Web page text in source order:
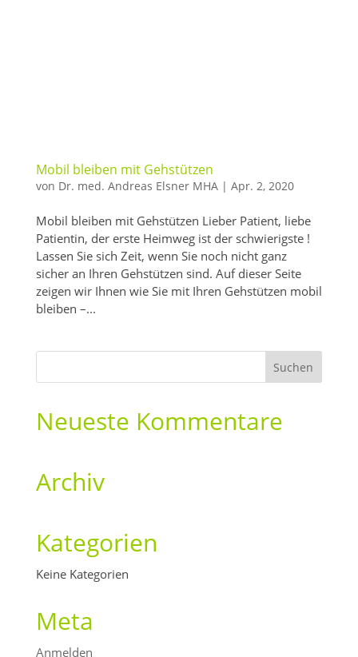
Mobil bleiben mit Gehstützen
von Dr. med. Andreas Elsner MHA| Apr. 2, 2020
Mobil bleiben mit Gehstützen Lieber Patient, liebe
Patientin, der erste Heimweg ist der schwierigste !
Lassen Sie sich Zeit, wenn Sie noch nicht ganz
sicher an Ihren Gehstützen sind. Auf dieser Seite
zeigen wir Ihnen wie Sie mit Ihren Gehstützen mobil
bleiben –...
Neueste Kommentare
Archiv
Kategorien
Keine Kategorien
Meta
Anmelden